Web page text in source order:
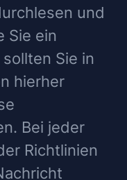
und
Sie ein
Sie in
hierher
Bei jeder
Richtlinien